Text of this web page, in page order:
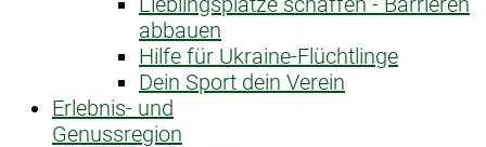
abbauen
Hilfe für Ukraine-Flüchtlinge
Dein Sport dein Verein
Erlebnis- und
Genussregion